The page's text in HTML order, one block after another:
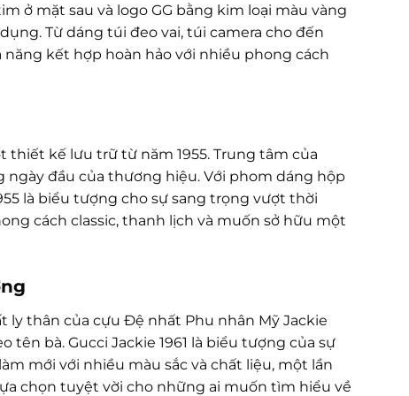
ở mặt sau và logo GG bằng kim loại màu vàng
Từ dáng túi đeo vai, túi camera cho đến
kết hợp hoàn hảo với nhiều phong cách
kế lưu trữ từ năm 1955. Trung tâm của
đầu của thương hiệu. Với phom dáng hộp
là biểu tượng cho sự sang trọng vượt thời
cách classic, thanh lịch và muốn sở hữu một
ly thân của cựu Đệ nhất Phu nhân Mỹ Jackie
bà. Gucci Jackie 1961 là biểu tượng của sự
mới với nhiều màu sắc và chất liệu, một lần
chọn tuyệt vời cho những ai muốn tìm hiểu về